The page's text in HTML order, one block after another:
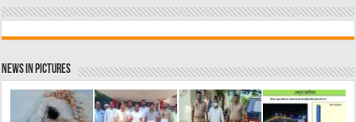
News in Pictures